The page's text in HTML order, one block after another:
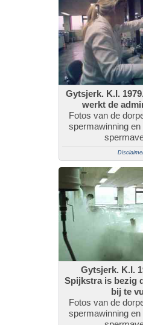
Gytsjerk. K.I.
werkt de
Fotos van de
spermawinning
Gytsjerk. K.I.
Spijkstra is bezig
bij te
Fotos van de
spermawinning